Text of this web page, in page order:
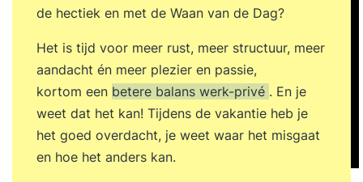
de hectiek en met de Waan van de Dag?
Het is tijd voor meer rust, meer structuur, meer
aandacht én meer plezier en passie,
kortom een betere balans werk-privé . En je
weet dat het kan! Tijdens de vakantie heb je
het goed overdacht, je weet waar het misgaat
en hoe het anders kan.